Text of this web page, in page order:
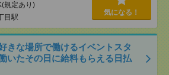
規定あり)
目駅
気になる！
きな場所で働けるイベントスタ
いたその日に給料もらえる日払